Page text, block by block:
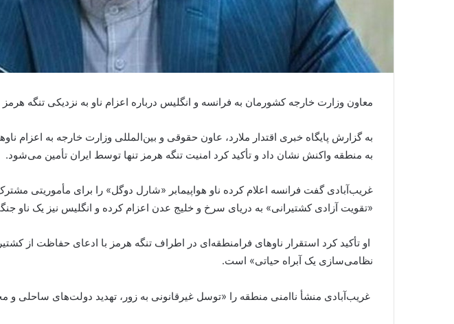
معاون وزارت خارجه کشورمان به فرانسه و انگلیس درباره اعزام ناو به نزدیکی تنگه
به گزارش پایگاه خبری اقتدار ملارد، عاون حقوقی و بین‌المللی وزارت خارجه به اعزام
به منطقه واکنش نشان داد و تأکید کرد امنیت تنگه هرمز تنها توسط ایران تأمین می‌شود.
غریب‌آبادی گفت فرانسه اعلام کرده ناو هواپیمابر «شارل دوگل» را برای مأموریتی
«تقویت آزادی کشتیرانی» به دریای سرخ و خلیج عدن اعزام کرده و انگلیس نیز یک ناو
او تأکید کرد استقرار ناوهای فرامنطقه‌ای در اطراف تنگه هرمز با ادعای حفاظت از
نظامی‌سازی یک آبراه حیاتی» است.
غریب‌آبادی منشأ ناامنی منطقه را «توسل غیرقانونی به زور، تهدید دولت‌های ساحلی و